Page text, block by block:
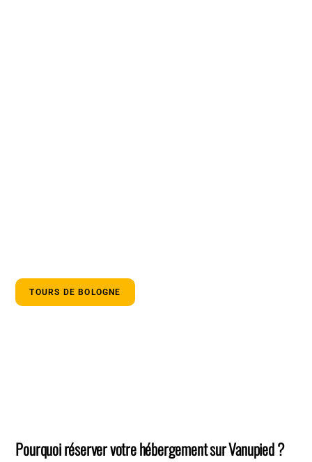
TOURS DE BOLOGNE
Pourquoi réserver votre hébergement sur Vanupied ?